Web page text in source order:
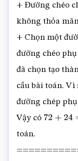
+ Đường chéo
không thỏa
+ Chọn một
đường chéo
đã chọn tạo
cầu bài toán. Vì
đường chép
Vậy có 72+ 24=
toán.